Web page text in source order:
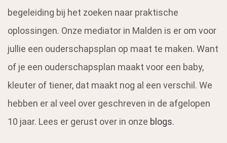
begeleiding bij het zoeken naar praktische
oplossingen. Onze mediator in Malden is er om voor
jullie een ouderschapsplan op maat te maken. Want
of je een ouderschapsplan maakt voor een baby,
kleuter of tiener, dat maakt nog al een verschil. We
hebben er al veel over geschreven in de afgelopen
10 jaar. Lees er gerust over in onze blogs.